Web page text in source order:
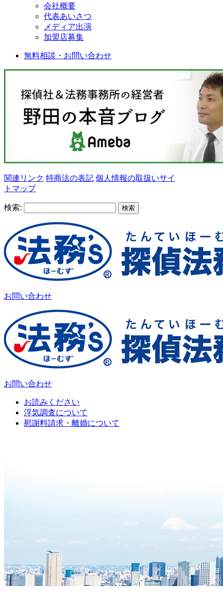
会社概要
代表あいさつ
メディア出演
加盟店募集
無料相談・お問い合わせ
関連リンク 特商法の表記 個人情報の取扱いサイ
トマップ
検索:
お問い合わせ
お問い合わせ
お読みください
浮気調査について
慰謝料請求・離婚について